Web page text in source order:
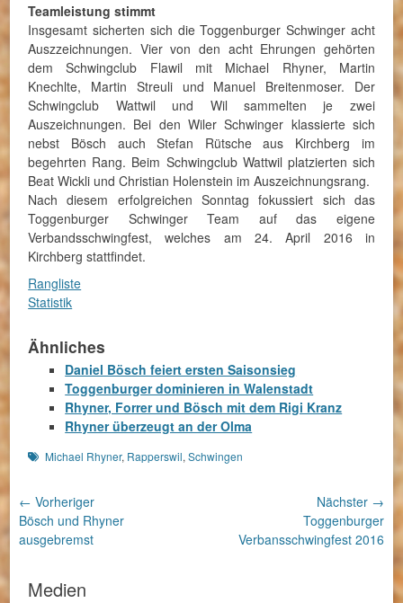
Teamleistung stimmt
Insgesamt sicherten sich die Toggenburger Schwinger acht
Auszzeichnungen. Vier von den acht Ehrungen gehörten
dem Schwingclub Flawil mit Michael Rhyner, Martin
Knechlte, Martin Streuli und Manuel Breitenmoser. Der
Schwingclub Wattwil und Wil sammelten je zwei
Auszeichnungen. Bei den Wiler Schwinger klassierte sich
nebst Bösch auch Stefan Rütsche aus Kirchberg im
begehrten Rang. Beim Schwingclub Wattwil platzierten sich
Beat Wickli und Christian Holenstein im Auszeichnungsrang.
Nach diesem erfolgreichen Sonntag fokussiert sich das
Toggenburger Schwinger Team auf das eigene
Verbandsschwingfest, welches am 24. April 2016 in
Kirchberg stattfindet.
Rangliste
Statistik
Ähnliches
Daniel Bösch feiert ersten Saisonsieg
Toggenburger dominieren in Walenstadt
Rhyner, Forrer und Bösch mit dem Rigi Kranz
Rhyner überzeugt an der Olma
Schlagworte
Michael Rhyner, Rapperswil,Schwingen
Beitragsnavigation
← Vorheriger
Vorheriger
Beitrag:
Bösch und Rhyner
ausgebremst
Nächster →
Beitrag:
Toggenburger
Verbansschwingfest 2016
Medien